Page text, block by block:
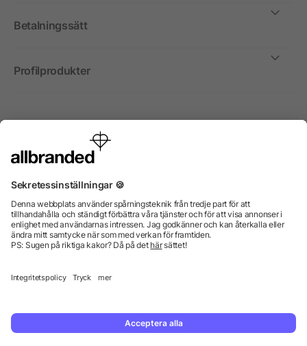
Betalningssätt
Profilprodukter
Internationellt
enbart till företag, institutioner, föreningar och
© 2026 allbranded GmbH.